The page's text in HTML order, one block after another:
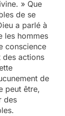
» Que
de se
a parlé à
les hommes
conscience
des actions
de
peut être,
des